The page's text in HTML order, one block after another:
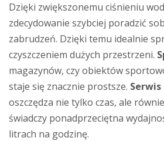
Dzięki zwiększonemu ciśnieniu
zdecydowanie szybciej poradzić
zabrudzeń. Dzięki temu idealnie
czyszczeniem dużych przestrzeni.
magazynów, czy obiektów
staje się znacznie prostsze.
oszczędza nie tylko czas, ale
świadczy ponadprzeciętna
litrach na godzinę.